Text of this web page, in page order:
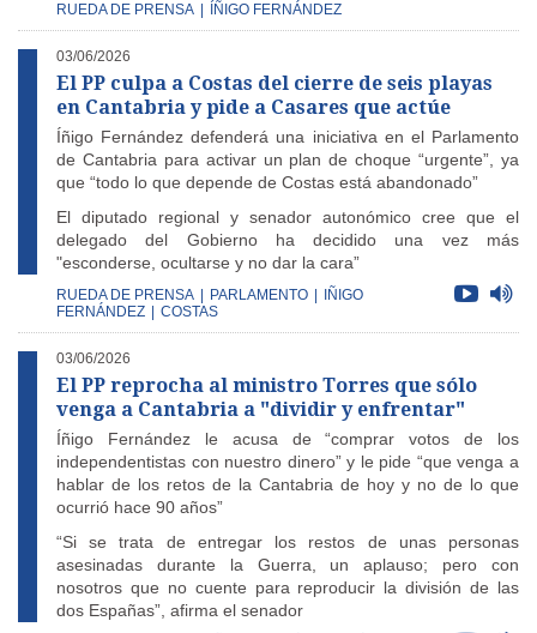
RUEDA DE PRENSA ÍÑIGO FERNÁNDEZ
03/06/2026
El PP culpa a Costas del cierre de seis playas
en Cantabria y pide a Casares que actúe
Íñigo Fernández defenderá una iniciativa en el Parlamento
de Cantabria para activar un plan de choque “urgente”, ya
que “todo lo que depende de Costas está abandonado”
El diputado regional y senador autonómico cree que el
delegado del Gobierno ha decidido una vez más
"esconderse, ocultarse y no dar la cara”
RUEDA DE PRENSA PARLAMENTO
IÑIGO
FERNÁNDEZ
COSTAS
03/06/2026
El PP reprocha al ministro Torres que sólo
venga a Cantabria a "dividir y enfrentar"
Íñigo Fernández le acusa de “comprar votos de los
independentistas con nuestro dinero” y le pide “que venga a
hablar de los retos de la Cantabria de hoy y no de lo que
ocurrió hace 90 años”
“Si se trata de entregar los restos de unas personas
asesinadas durante la Guerra, un aplauso; pero con
nosotros que no cuente para reproducir la división de las
dos Españas”, afirma el senador